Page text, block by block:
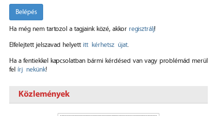
Belépés
Ha még nem tartozol a tagjaink közé, akkor regisztrálj!
Elfelejtett jelszavad helyett itt kérhetsz újat.
Ha a fentiekkel kapcsolatban bármi kérdésed van vagy problémád merül
fel írj nekünk!
Közlemények